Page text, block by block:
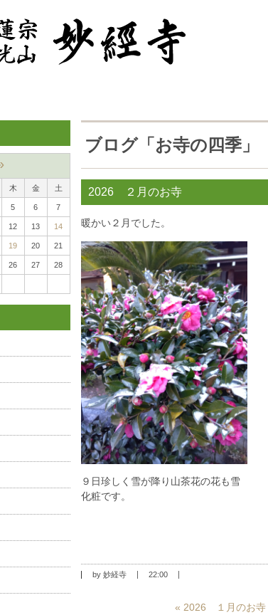
ブログ「お寺の四季」
2026 ２月のお寺
暖かい２月でした。
９日珍しく雪が降り山茶花の花も雪
化粧です。
by 妙経寺 22:00
« 2026 １月のお寺
木 金 土
5 6 7
12 13 14
19 20 21
26 27 28